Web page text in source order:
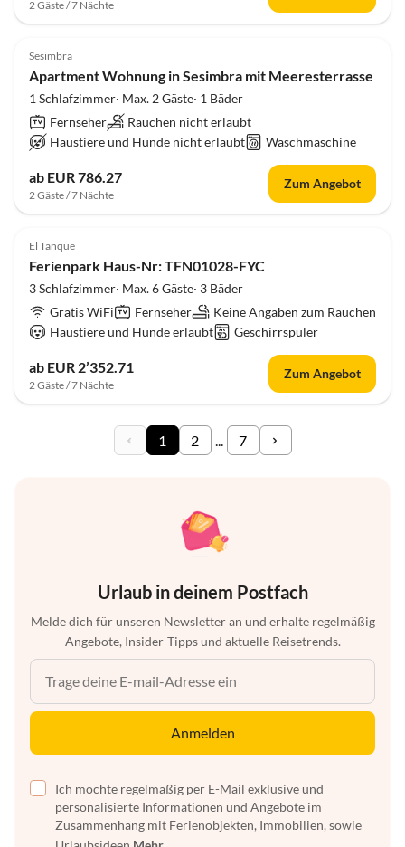
2 Gäste / 7 Nächte
Sesimbra
Apartment Wohnung in Sesimbra mit Meeresterrasse
1 Schlafzimmer· Max. 2 Gäste· 1 Bäder
Fernseher
Rauchen nicht erlaubt
Haustiere und Hunde nicht erlaubt
Waschmaschine
ab EUR 786.27
2 Gäste / 7 Nächte
Zum Angebot
El Tanque
Ferienpark Haus-Nr: TFN01028-FYC
3 Schlafzimmer· Max. 6 Gäste· 3 Bäder
Gratis WiFi
Fernseher
Keine Angaben zum Rauchen
Haustiere und Hunde erlaubt
Geschirrspüler
ab EUR 2’352.71
2 Gäste / 7 Nächte
Zum Angebot
1 2 ... 7
Urlaub in deinem Postfach
Melde dich für unseren Newsletter an und erhalte regelmäßig
Angebote, Insider-Tipps und aktuelle Reisetrends.
Anmelden
Ich möchte regelmäßig per E-Mail exklusive und
personalisierte Informationen und Angebote im
Zusammenhang mit Ferienobjekten, Immobilien, sowie